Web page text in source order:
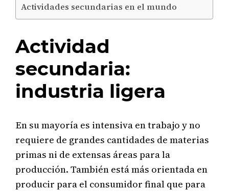
Actividades secundarias en el mundo
Actividad
secundaria:
industria ligera
En su mayoría es intensiva en trabajo y no
requiere de grandes cantidades de materias
primas ni de extensas áreas para la
producción. También está más orientada en
producir para el consumidor final que para